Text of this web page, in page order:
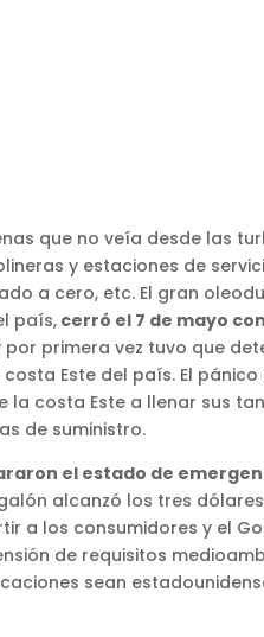
que no veía desde las
y estaciones de
a cero, etc. El gran
país, cerró el 7 de mayo
por primera vez tuvo que
Este del país. El
costa Este a llenar sus
de suministro.
el estado de
alcanzó los tres
a los consumidores y el
de requisitos
sean